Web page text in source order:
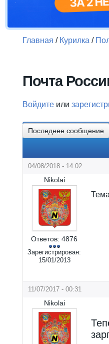
Главная / Курилка /
Почта
Войдите или
Последнее сообщение
04/08/2018 - 14:02
Nikolai
Ответов: 4876
Зарегистрирован:
15/01/2013
11/07/2017 - 00:31
Nikolai